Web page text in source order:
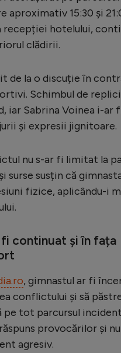
fotbalului
sporturi
aproximativ 15:30 și
recepției hotelului,
clădirii.
de la o discuție în
Schimbul de
iar Sabrina Voinea i-ar
și expresii jignitoare.
nu s-ar fi limitat la
surse susțin că
fizice, aplicându-i
continuat și în fața
, gimnastul ar fi
conflictului și să
pe tot parcursul
provocărilor și
agresiv.